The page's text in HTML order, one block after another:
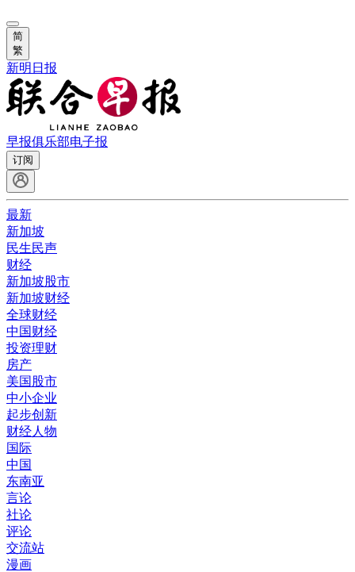
简
繁
新明日报
早报俱乐部电子报
订阅
最新
新加坡
民生民声
财经
新加坡股市
新加坡财经
全球财经
中国财经
投资理财
房产
美国股市
中小企业
起步创新
财经人物
国际
中国
东南亚
言论
社论
评论
交流站
漫画